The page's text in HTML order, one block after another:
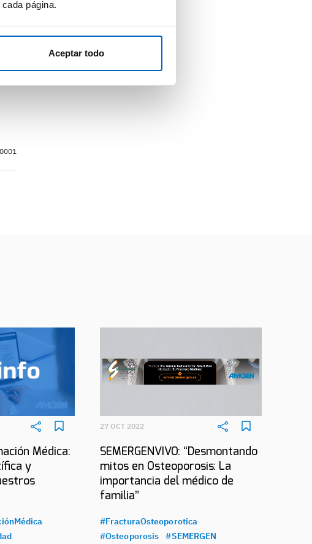
página.
Aceptar todo
Médica:
y
27 OCT 2022
SEMERGENVIVO: “Desmontando
mitos en Osteoporosis: La
importancia del médico de
familia”
#FracturaOsteoporotica
#Osteoporosis
#SEMERGEN